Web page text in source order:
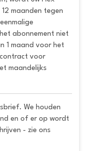
maanden tegen
abonnement niet
1 maand voor het
voor
maandelijks
We houden
en of er op wordt
- zie ons